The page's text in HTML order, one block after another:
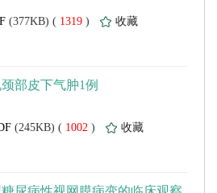
1319 )
1002 )